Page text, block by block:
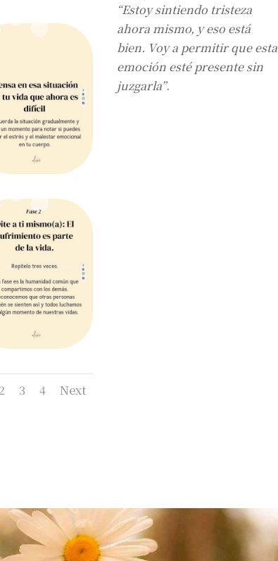
3 4 Next
“Estoy sintiendo tristeza
ahora mismo, y eso está
bien. Voy a permitir que esta
emoción esté presente sin
juzgarla”.